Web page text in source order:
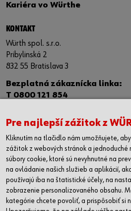
Kariéra vo Würthe
KONTAKT
Würth spol. s.r.o.
Pribylinská 2
832 55 Bratislava 3
Bezplatná zákaznícka linka:
T 0800 121 854
IČ DPH: SK 2020332534
Kontaktný formulár
PREDAJNE
Banská Bystrica
Bratislava
Košice
Pre najlepší zážitok z
Kliknutím na tlačidlo nám umožňujete,
zážitok z webových stránok a jednoduché
súbory cookie, ktoré sú nevyhnutné na
na ovládanie našich služieb a aplikácií,
používajú iba na štatistické účely, na
zobrazenie personalizovaného obsahu.
kategórie chcete povoliť, a prispôsobiť si